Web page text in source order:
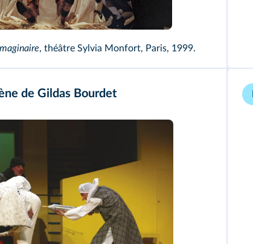
, théâtre Sylvia Monfort, Paris, 1999.
de Gildas Bourdet